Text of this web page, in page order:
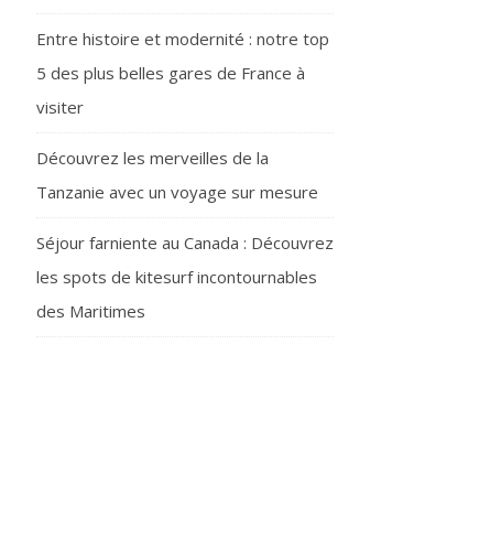
Entre histoire et modernité : notre top
5 des plus belles gares de France à
visiter
Découvrez les merveilles de la
Tanzanie avec un voyage sur mesure
Séjour farniente au Canada : Découvrez
les spots de kitesurf incontournables
des Maritimes